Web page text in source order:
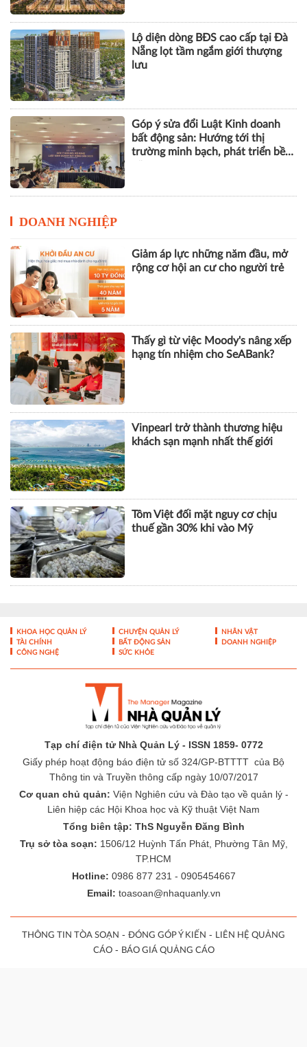
Lộ diện dòng BĐS cao cấp tại Đà
Nẵng lọt tầm ngắm giới thượng
lưu
Góp ý sửa đổi Luật Kinh doanh
bất động sản: Hướng tới thị
trường minh bạch, phát triển bền
DOANH NGHIỆP
Giảm áp lực những năm đầu, mở
rộng cơ hội an cư cho người trẻ
Thấy gì từ việc Moody's nâng xếp
hạng tín nhiệm cho SeABank?
Vinpearl trở thành thương hiệu
khách sạn mạnh nhất thế giới
Tôm Việt đối mặt nguy cơ chịu
thuế gần 30% khi vào Mỹ
KHOA HỌC QUẢN LÝ CHUYỆN QUẢN LÝ
NHÂN VẬT
TÀI CHÍNH
BẤT ĐỘNG SẢN
DOANH NGHIỆP
CÔNG NGHỆ
SỨC KHỎE
Tạp chí điện tử Nhà Quản Lý - ISSN 1859- 0772
Giấy phép hoạt động báo điện tử số 324/GP-BTTTT của Bộ
Thông tin và Truyền thông cấp ngày 10/07/2017
Cơ quan chủ quản: Viện Nghiên cứu và Đào tạo về quản lý -
Liên hiệp các Hội Khoa học và Kỹ thuật Việt Nam
Tổng biên tập: ThS Nguyễn Đăng Bình
Trụ sở tòa soạn: 1506/12 Huỳnh Tấn Phát, Phường Tân Mỹ,
TP.HCM
Hotline: 0986 877 231 - 0905454667
Email: toasoan@nhaquanly.vn
THÔNG TIN TÒA SOẠN - ĐÓNG GÓP Ý KIẾN - LIÊN HỆ QUẢNG
CÁO- BÁO GIÁ QUẢNG CÁO